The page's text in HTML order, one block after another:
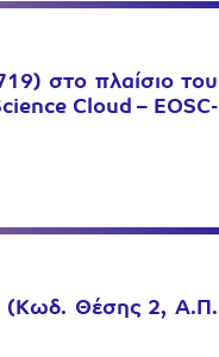
στο πλαίσιο του
Cloud – EOSC-
(Κωδ. Θέσης 2, Α.Π.